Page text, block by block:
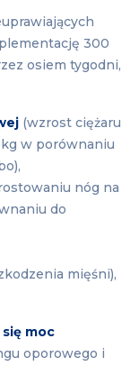
300
osiem tygodni,
(wzrost ciężaru
w porównaniu
nóg na
do
mięśni),
się moc
oporowego i